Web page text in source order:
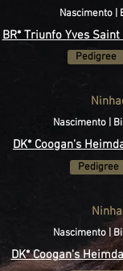
Pedigree
Nascimento |
DK* Coogan's
Pedigree
Nascimento |
DK* Coogan's
Nascimento |
BR* Triunfo Yves